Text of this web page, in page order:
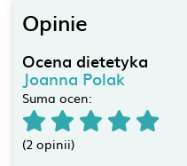
Opinie
Ocena dietetyka
Joanna Polak
Suma ocen:
(2 opinii)